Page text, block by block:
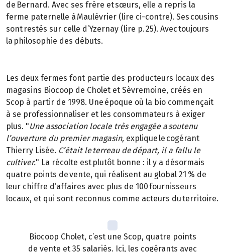
de Bernard. Avec ses frère et sœurs, elle a repris la
ferme paternelle à Maulévrier (lire ci-contre). Ses cousins
sont restés sur celle d’Yzernay (lire p. 25). Avec toujours
la philosophie des débuts.
Les deux fermes font partie des producteurs locaux des
magasins Biocoop de Cholet et Sèvremoine, créés en
Scop à partir de 1998. Une époque où la bio commençait
à se professionnaliser et les consommateurs à exiger
plus. "Une association locale très engagée a soutenu
l’ouverture du premier magasin, explique le cogérant
Thierry Lisée. C’était le terreau de départ, il a fallu le
cultiver." La récolte est plutôt bonne : il y a désormais
quatre points de vente, qui réalisent au global 21 % de
leur chiffre d’affaires avec plus de 100 fournisseurs
locaux, et qui sont reconnus comme acteurs du territoire.
Biocoop Cholet, c’est une Scop, quatre points
de vente et 35 salariés. Ici, les cogérants avec